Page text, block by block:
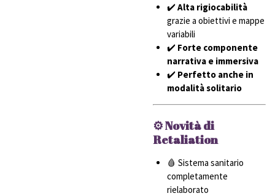
✔️Alta rigiocabilità
grazie a obiettivi e mappe
variabili
✔️ Forte componente
narrativa e immersiva
✔️ Perfetto anche in
modalità solitario
⚙️ Novità di
Retaliation
🩸 Sistema sanitario
completamente
rielaborato